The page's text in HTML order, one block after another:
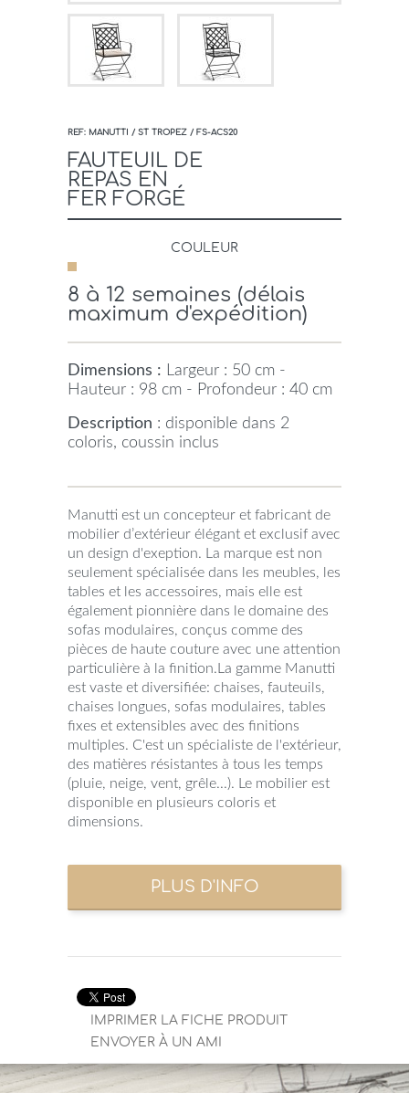
REF: MANUTTI / ST TROPEZ / FS-ACS20
FAUTEUIL DE
REPAS EN
FER FORGÉ
COULEUR
8 à 12 semaines (délais
maximum d'expédition)
Dimensions : Largeur : 50 cm -
Hauteur : 98 cm - Profondeur : 40 cm
Description : disponible dans 2
coloris, coussin inclus
Manutti est un concepteur et fabricant de
mobilier d’extérieur élégant et exclusif avec
un design d'exeption. La marque est non
seulement spécialisée dans les meubles, les
tables et les accessoires, mais elle est
également pionnière dans le domaine des
sofas modulaires, conçus comme des
pièces de haute couture avec une attention
particulière à la finition.La gamme Manutti
est vaste et diversifiée: chaises, fauteuils,
chaises longues, sofas modulaires, tables
fixes et extensibles avec des finitions
multiples. C'est un spécialiste de l'extérieur,
des matières résistantes à tous les temps
(pluie, neige, vent, grêle...). Le mobilier est
disponible en plusieurs coloris et
dimensions.
IMPRIMER LA FICHE PRODUIT
ENVOYER À UN AMI